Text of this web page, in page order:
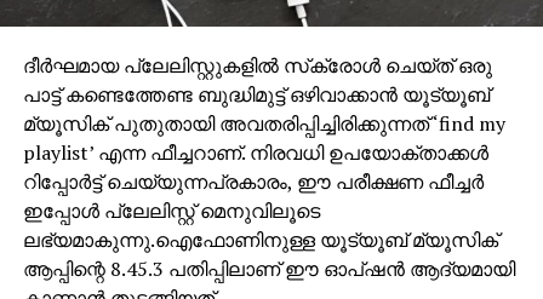
നെയ്മറിന്റെ പരുക്ക്; ബ്രസീലിനും
പി.എസ്.ജിക്കും തമ്മില്‍ അഭിപ്രായ ഭിന്നത
DON'T MISS
പ്രശ്‌നങ്ങളില്‍ കേന്ദ്രനേതൃത്വം
ഇടപെട്ടില്ലെങ്കില്‍ രാഷ്ട്രീയം ഉപേക്ഷിക്കുമെന്ന്
കെ.ഇ ഇസ്മായില്‍
ദീര്‍ഘമായ പ്ലേലിസ്റ്റുകളില്‍ സ്‌ക്രോള്‍ ചെയ്ത് ഒരു
പാട്ട് കണ്ടെത്തേണ്ട ബുദ്ധിമുട്ട് ഒഴിവാക്കാന്‍ യൂട്യൂബ്
മ്യൂസിക് പുതുതായി അവതരിപ്പിച്ചിരിക്കുന്നത് ‘find my
playlist’ എന്ന ഫീച്ചറാണ്. നിരവധി ഉപയോക്താക്കള്‍
റിപ്പോര്‍ട്ട് ചെയ്യുന്നപ്രകാരം, ഈ പരീക്ഷണ ഫീച്ചര്‍
ഇപ്പോള്‍ പ്ലേലിസ്റ്റ് മെനുവിലൂടെ
ലഭ്യമാകുന്നു.ഐഫോണിനുള്ള യൂട്യൂബ് മ്യൂസിക്
ആപ്പിന്റെ 8.45.3 പതിപ്പിലാണ് ഈ ഓപ്ഷന്‍ ആദ്യമായി